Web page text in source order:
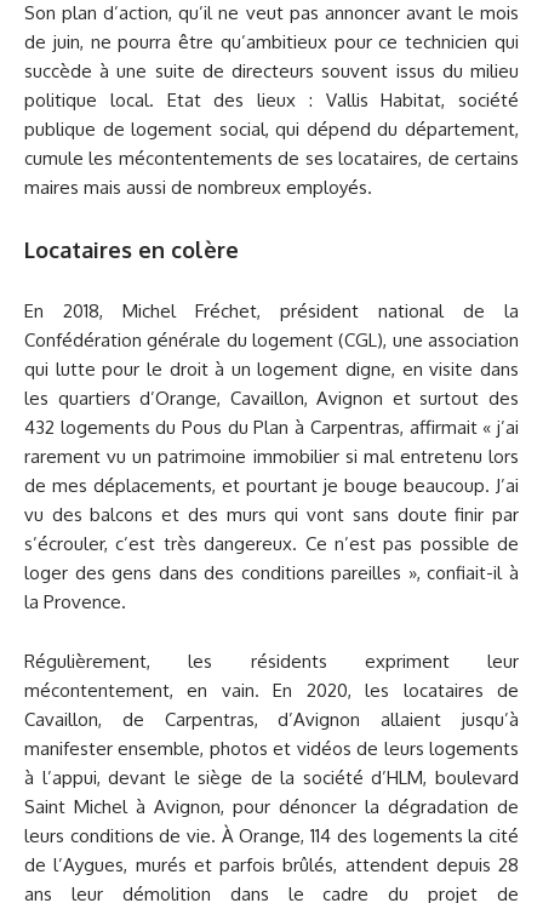
Son plan d’action, qu’il ne veut pas annoncer avant le mois
de juin, ne pourra être qu’ambitieux pour ce technicien qui
succède à une suite de directeurs souvent issus du milieu
politique local. Etat des lieux : Vallis Habitat, société
publique de logement social, qui dépend du département,
cumule les mécontentements de ses locataires, de certains
maires mais aussi de nombreux employés.
Locataires en colère
En 2018, Michel Fréchet, président national de la
Confédération générale du logement (CGL), une association
qui lutte pour le droit à un logement digne, en visite dans
les quartiers d’Orange, Cavaillon, Avignon et surtout des
432 logements du Pous du Plan à Carpentras, affirmait « j’ai
rarement vu un patrimoine immobilier si mal entretenu lors
de mes déplacements, et pourtant je bouge beaucoup. J’ai
vu des balcons et des murs qui vont sans doute finir par
s’écrouler, c’est très dangereux. Ce n’est pas possible de
loger des gens dans des conditions pareilles », confiait-il à
la Provence.
Régulièrement, les résidents expriment leur
mécontentement, en vain. En 2020, les locataires de
Cavaillon, de Carpentras, d’Avignon allaient jusqu’à
manifester ensemble, photos et vidéos de leurs logements
à l’appui, devant le siège de la société d’HLM, boulevard
Saint Michel à Avignon, pour dénoncer la dégradation de
leurs conditions de vie. À Orange, 114 des logements la cité
de l’Aygues, murés et parfois brûlés, attendent depuis 28
ans leur démolition dans le cadre du projet de